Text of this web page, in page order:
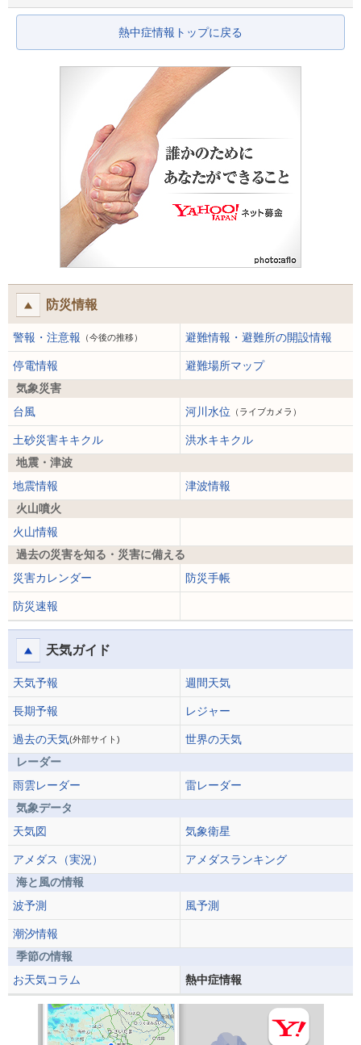
熱中症情報トップに戻る
防災情報
警報・注意報 （今後の推移） 避難情報・避難所の開設情報
停電情報
避難場所マップ
気象災害
台風
河川水位 （ライブカメラ）
土砂災害キキクル
洪水キキクル
地震・津波
地震情報
津波情報
火山噴火
火山情報
過去の災害を知る・災害に備える
災害カレンダー
防災手帳
防災速報
天気ガイド
天気予報 週間天気
長期予報 レジャー
過去の天気(外部サイト)
世界の天気
レーダー
雨雲レーダー
雷レーダー
気象データ
天気図
気象衛星
アメダス（実況）
アメダスランキング
海と風の情報
波予測
風予測
潮汐情報
季節の情報
お天気コラム
熱中症情報